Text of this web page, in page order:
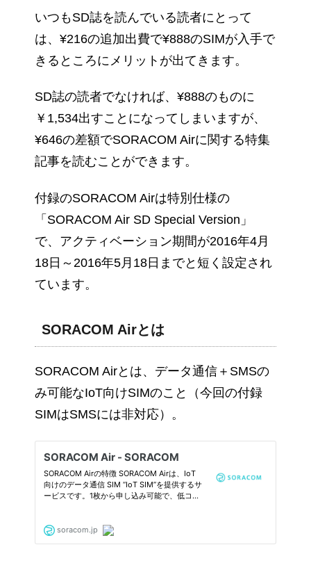
いつもSD誌を読んでいる読者にとって
は、¥216の追加出費で¥888のSIMが入手で
きるところにメリットが出てきます。
SD誌の読者でなければ、¥888のものに
￥1,534出すことになってしまいますが、
¥646の差額でSORACOM Airに関する特集
記事を読むことができます。
付録のSORACOM Airは特別仕様の
「SORACOM Air SD Special Version」
で、アクティベーション期間が2016年4月
18日～2016年5月18日までと短く設定され
ています。
SORACOM Airとは
SORACOM Airとは、データ通信＋SMSの
み可能なIoT向けSIMのこと（今回の付録
SIMはSMSには非対応）。